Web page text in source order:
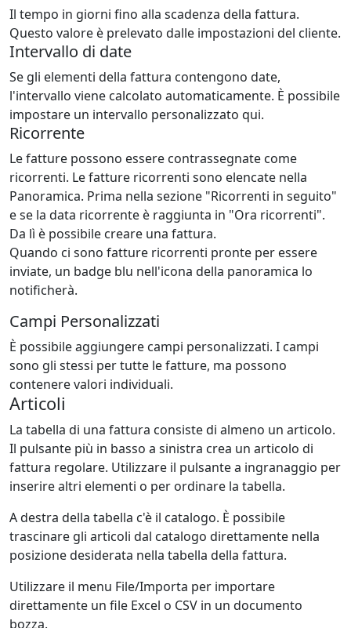
Il tempo in giorni fino alla scadenza della fattura.
Questo valore è prelevato dalle impostazioni del cliente.
Intervallo di date
Se gli elementi della fattura contengono date,
l'intervallo viene calcolato automaticamente. È possibile
impostare un intervallo personalizzato qui.
Ricorrente
Le fatture possono essere contrassegnate come
ricorrenti. Le fatture ricorrenti sono elencate nella
Panoramica. Prima nella sezione "Ricorrenti in seguito"
e se la data ricorrente è raggiunta in "Ora ricorrenti".
Da lì è possibile creare una fattura.
Quando ci sono fatture ricorrenti pronte per essere
inviate, un badge blu nell'icona della panoramica lo
notificherà.
Campi Personalizzati
È possibile aggiungere campi personalizzati. I campi
sono gli stessi per tutte le fatture, ma possono
contenere valori individuali.
Articoli
La tabella di una fattura consiste di almeno un articolo.
Il pulsante più in basso a sinistra crea un articolo di
fattura regolare. Utilizzare il pulsante a ingranaggio per
inserire altri elementi o per ordinare la tabella.
A destra della tabella c'è il catalogo. È possibile
trascinare gli articoli dal catalogo direttamente nella
posizione desiderata nella tabella della fattura.
Utilizzare il menu File/Importa per importare
direttamente un file Excel o CSV in un documento
bozza.